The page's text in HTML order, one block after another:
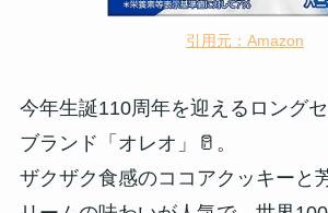
引用元：Amazon
今年生誕110周年を迎えるロング
ブランド「オレオ」🥛。
ザクザク食感のココアクッキーと